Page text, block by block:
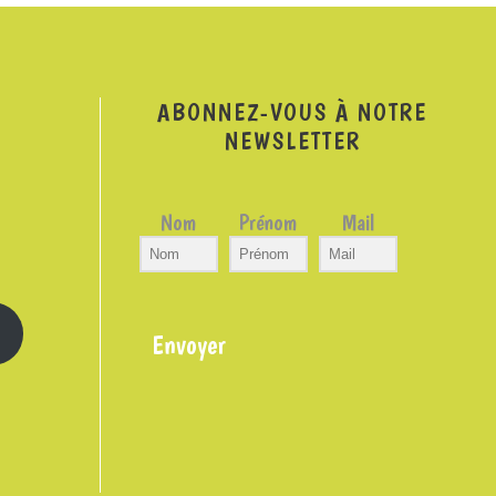
ABONNEZ-VOUS À NOTRE
NEWSLETTER
Nom Prénom Mail
Envoyer